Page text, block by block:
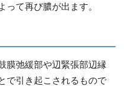
て再び膿が出ます。
膜弛緩部や辺緊張部辺縁
で引き起こされるもので